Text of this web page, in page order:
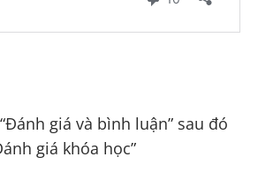
giá và bình luận” sau đó
giá khóa học”